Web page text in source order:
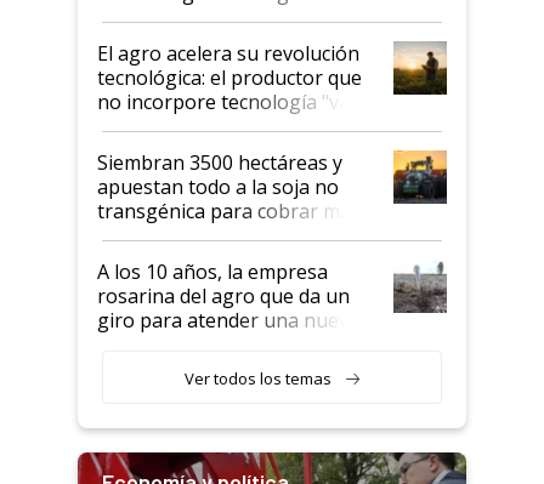
desafío de una tecnología clave
El agro acelera su revolución
tecnológica: el productor que
no incorpore tecnología "va a
perder el tren"
Siembran 3500 hectáreas y
apuestan todo a la soja no
transgénica para cobrar más
por tonelada: compraron un
semillero
A los 10 años, la empresa
rosarina del agro que da un
giro para atender una nueva
Ver todos los temas